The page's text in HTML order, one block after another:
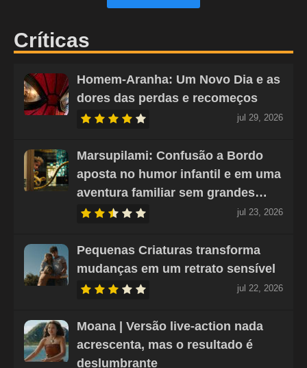
Críticas
Homem-Aranha: Um Novo Dia e as
dores das perdas e recomeços
jul 29, 2026
Marsupilami: Confusão a Bordo
aposta no humor infantil e em uma
aventura familiar sem grandes…
jul 23, 2026
Pequenas Criaturas transforma
mudanças em um retrato sensível
jul 22, 2026
Moana | Versão live-action nada
acrescenta, mas o resultado é
deslumbrante